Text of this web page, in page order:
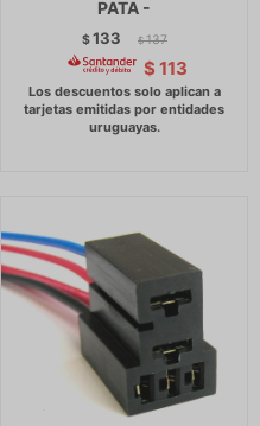
PATA -
$133 $ 137
$ 113